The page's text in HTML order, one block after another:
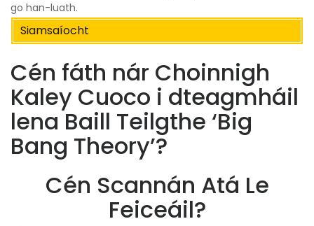
go han-luath.
Siamsaíocht
Cén fáth nár Choinnigh
Kaley Cuoco i dteagmháil
lena Baill Teilgthe ‘Big
Bang Theory’?
Cén Scannán Atá Le
Feiceáil?